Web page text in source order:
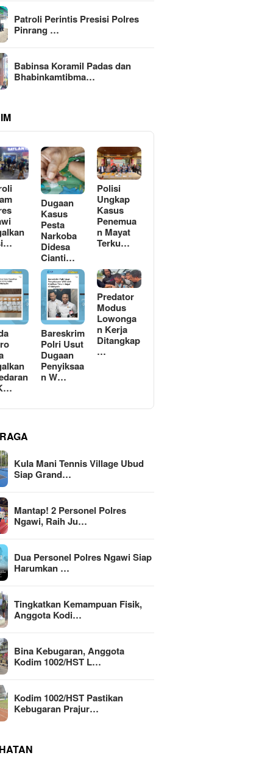
Patroli Perintis Presisi Polres
Pinrang …
Babinsa Koramil Padas dan
Bhabinkamtibma…
Dugaan
Kasus
Pesta
Narkoba
Didesa
Cianti…
Polisi
Ungkap
Kasus
Penemua
n Mayat
Terku…
Bareskrim
Polri Usut
Dugaan
Penyiksaa
n W…
Predator
Modus
Lowonga
n Kerja
Ditangkap
…
Kula Mani Tennis Village Ubud
Siap Grand…
Mantap! 2 Personel Polres
Ngawi, Raih Ju…
Dua Personel Polres Ngawi Siap
Harumkan …
Tingkatkan Kemampuan Fisik,
Anggota Kodi…
Bina Kebugaran, Anggota
Kodim 1002/HST L…
Kodim 1002/HST Pastikan
Kebugaran Prajur…